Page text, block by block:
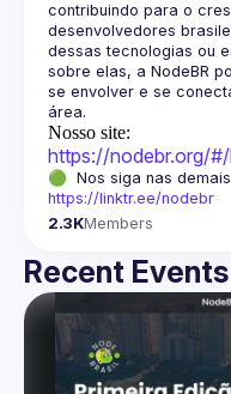
contribuindo para o
desenvolvedores
dessas tecnologias ou
sobre elas, a NodeBR
se envolver e se
Nosso site:
https://nodebr.org/
https://linktr.ee/nodebr
2.3KMembers
Recent Events